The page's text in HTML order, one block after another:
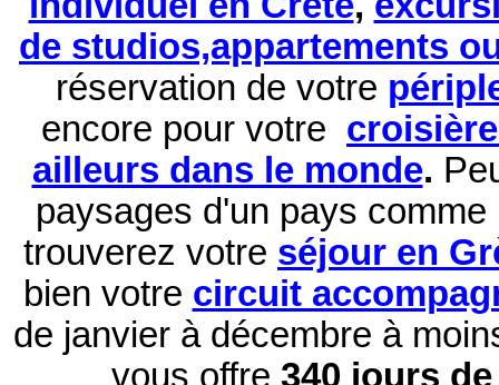
de studios,appartements
réservation de votre
encore pour votre
ailleurs dans le monde.
paysages d'un pays
trouverez votre séjour en
bien votre circuit
de janvier à décembre à
vous offre 340 jours